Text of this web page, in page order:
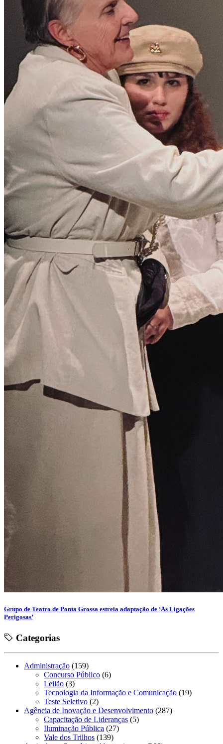
Grupo de Teatro de Ponta Grossa estreia adaptação de ‘As Ligações
Perigosas’
Categorias
Administração (159)
Concurso Público (6)
Leilão (3)
Tecnologia da Informação e Comunicação (19)
Teste Seletivo (2)
Agência de Inovação e Desenvolvimento (287)
Capacitação de Lideranças (5)
Iluminação Pública (27)
Vale dos Trilhos (139)